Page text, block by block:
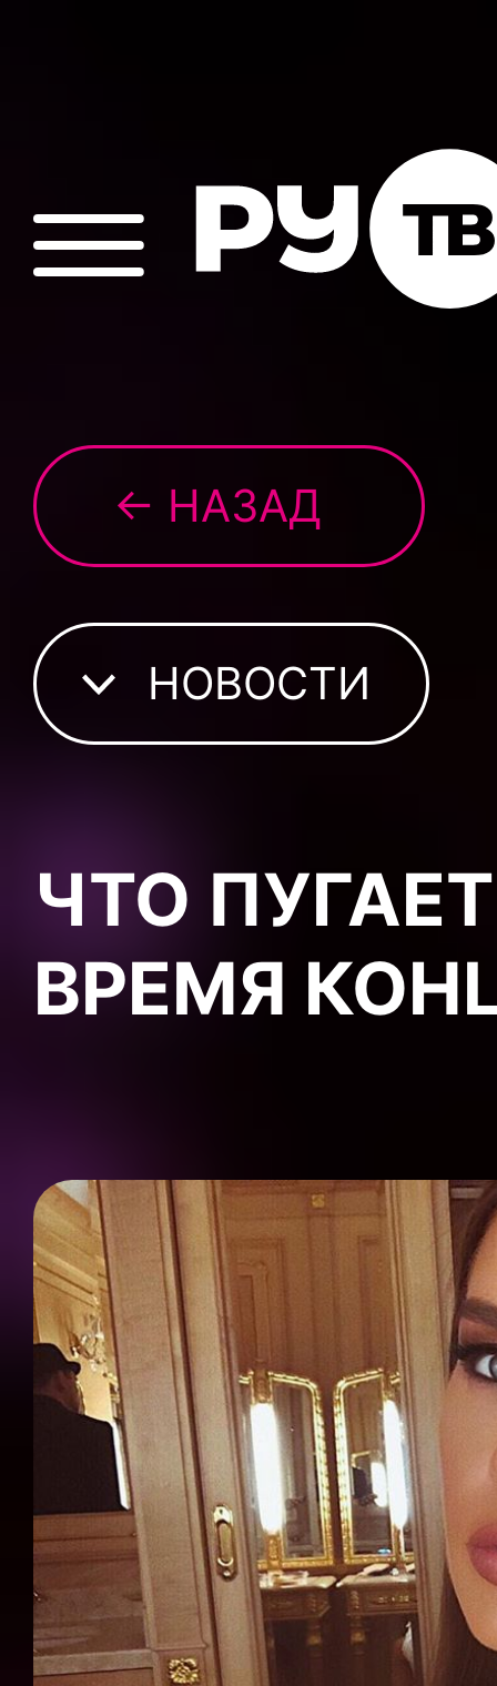
← НАЗАД
НОВОСТИ
ЧТО
ВРЕМЯ